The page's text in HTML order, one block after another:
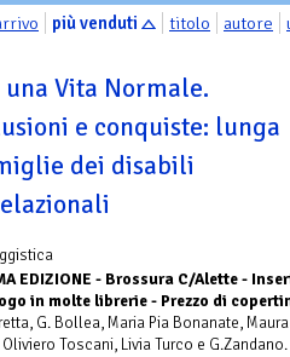
più venduti titolo autore
Vita Normale.
e conquiste: lunga
dei disabili
EDIZIONE - Brossura C/Alette -
in molte librerie - Prezzo di
G. Bollea, Maria Pia Bonanate,
Toscani, Livia Turco e G.Zandano.